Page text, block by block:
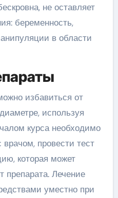
не оставляет
беременность,
в области
избавиться от
используя
курса необходимо
врачом, провести тест
которая может
препарата. Лечение
уместно при